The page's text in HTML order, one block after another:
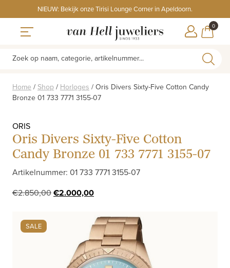
to
content
NIEUW: Bekijk onze Tirisi Lounge Corner in Apeldoorn.
0
Zoek op naam, categorie, artikelnummer...
Home / Shop / Horloges / Oris Divers Sixty-Five Cotton Candy
Bronze 01 733 7771 3155-07
ORIS
Oris Divers Sixty-Five Cotton
Candy Bronze 01 733 7771 3155-07
Artikelnummer: 01 733 7771 3155-07
€2.850,00Oorspronkelijke
€2.850,00.
€2.000,00Huidige
is:
€2.000,00.
SALE